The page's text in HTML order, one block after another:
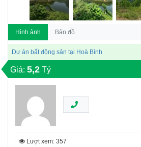
Hình ảnh Bản đồ
Dự án bất động sản tại Hoà Bình
Giá:5,2 Tỷ
Lượt xem: 357